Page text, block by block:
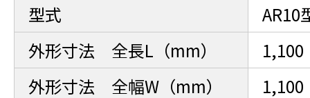
型式
AR10
外形寸法 全長L（mm）
1,100
外形寸法 全幅W（mm）
1,100